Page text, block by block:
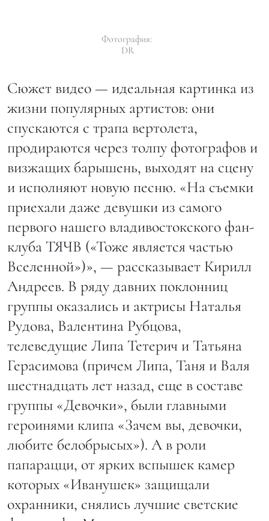
Фотография:
DR
Сюжет видео — идеальная картинка из
жизни популярных артистов: они
спускаются с трапа вертолета,
продираются через толпу фотографов и
визжащих барышень, выходят на сцену
и исполняют новую песню. «На съемки
приехали даже девушки из самого
первого нашего владивостокского фан-
клуба ТЯЧВ («Тоже является частью
Вселенной»)», — рассказывает Кирилл
Андреев. В ряду давних поклонниц
группы оказались и актрисы Наталья
Рудова, Валентина Рубцова,
телеведущие Липа Тетерич и Татьяна
Герасимова (причем Липа, Таня и Валя
шестнадцать лет назад, еще в составе
группы «Девочки», были главными
героинями клипа «Зачем вы, девочки,
любите белобрысых»). А в роли
папарацци, от ярких вспышек камер
которых «Иванушек» защищали
охранники, снялись лучшие светские